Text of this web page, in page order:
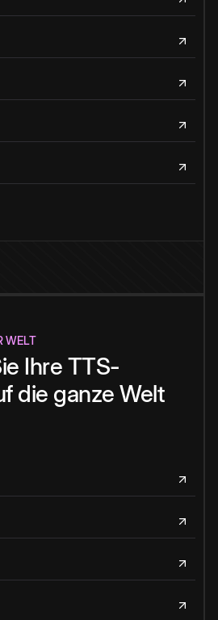
WELT
Ihre TTS-
die ganze Welt